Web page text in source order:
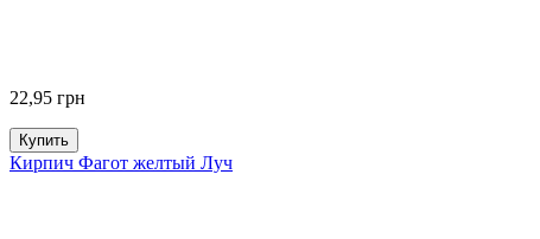
22,95 грн
Купить
Кирпич Фагот желтый Луч